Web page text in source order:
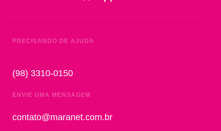
PRECISANDO DE AJUDA
(98) 3310-0150
ENVIE UMA MENSAGEM
contato@maranet.com.br